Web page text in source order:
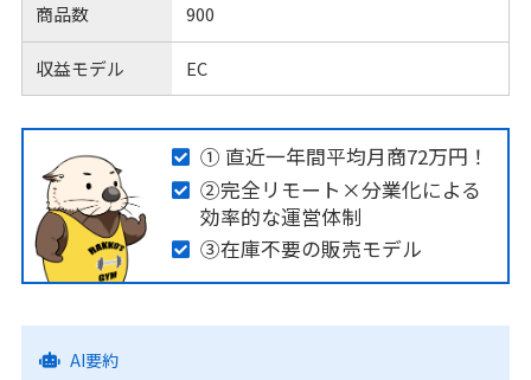
商品数 900
収益モデル EC
① 直近一年間平均月商72万円！
②完全リモート×分業化による
効率的な運営体制
③在庫不要の販売モデル
AI要約